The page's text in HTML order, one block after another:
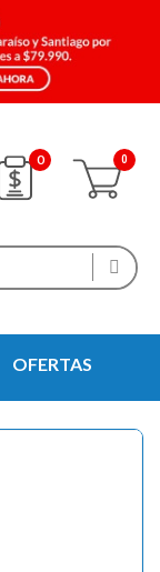
0
OFERTAS